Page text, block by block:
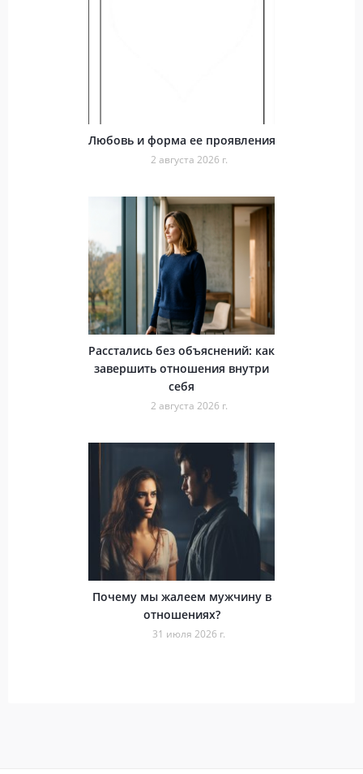
Любовь и форма ее проявления
2 августа 2026 г.
Расстались без объяснений: как
завершить отношения внутри
себя
2 августа 2026 г.
Почему мы жалеем мужчину в
отношениях?
31 июля 2026 г.